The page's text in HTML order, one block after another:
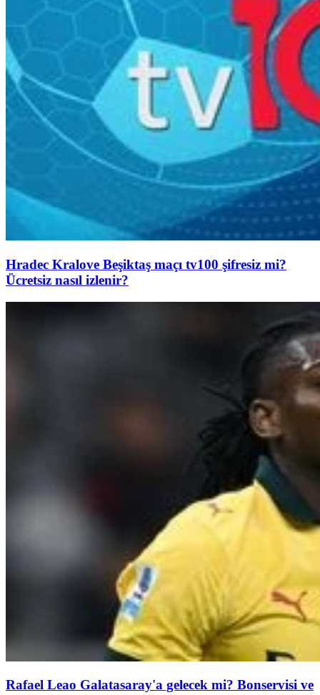
Hradec Kralove Beşiktaş maçı tv100 şifresiz mi?
Ücretsiz nasıl izlenir?
Rafael Leao Galatasaray'a gelecek mi? Bonservisi ve